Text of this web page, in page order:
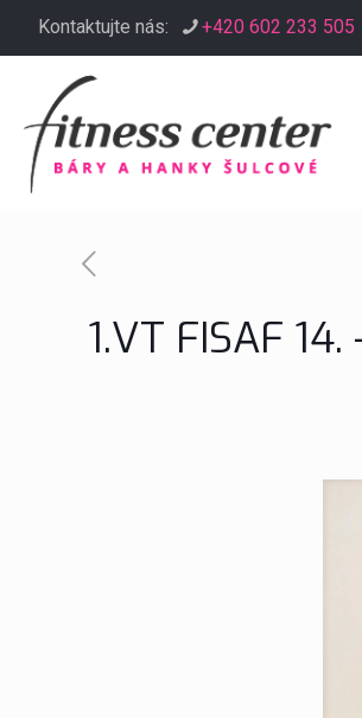
Kontaktujte nás: +420 602 233 505
1.VT FISAF